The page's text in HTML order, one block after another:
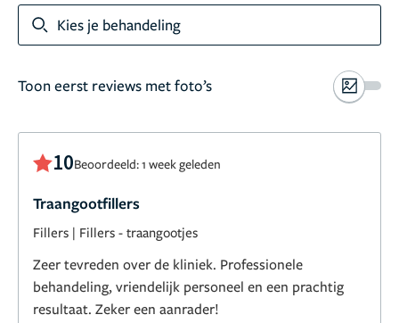
Toon meer
Kies je behandeling
Toon eerst reviews met foto’s
10Beoordeeld: 1 week geleden
Traangootfillers
Fillers | Fillers - traangootjes
Zeer tevreden over de kliniek. Professionele
behandeling, vriendelijk personeel en een prachtig
resultaat. Zeker een aanrader!